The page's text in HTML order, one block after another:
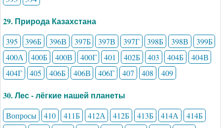
29. Природа Казахстана
395 396Б 396В 397Б 397В 397Г 398Б 398В
399Б
400А
400Б 400В 400Г 401 402Б 403 404Б
404В
404Г
405 406Б 406В 406Г 407 408 409
30. Лес - лёгкие нашей планеты
Вопросы 410 411Б 412А 412Б 413Б 414А
414Б